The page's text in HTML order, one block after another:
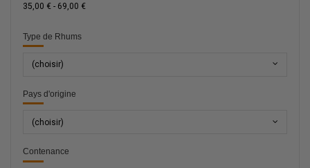
35,00 € - 69,00 €
Type de Rhums
(choisir)
Pays d'origine
(choisir)
Contenance